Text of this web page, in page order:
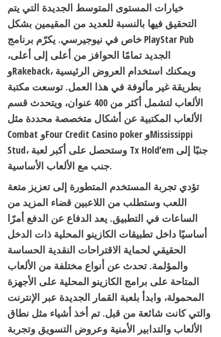
خيارات المستوى المتوسط ​​الجديدة التي يتم
التحقيق فيها بالنسبة للعديد من المقيمين بشكل
خاص في نيوجيرسي. يكرّم برنامج PlayStar Pub
الجديد تمامًا الحوافز من أعلى إلى أعلى،
وRakeback، ويمكنك استخدام العروض الرئيسية
بطريقة غير مألوفة في هذا العمل. توسعت مكتبة
الألعاب لتشمل أكثر من 400 عنوان، ويتحدث قسم
الألعاب المكتبية عن أشكال متخصصة محددة مثل
Combat وFour Credit Casino poker وMississippi
Stud، وستحصل على أكبر لعبة Tx Hold’em جنبًا إلى
جنب مع الألعاب الأساسية.
تؤدي تجربة المستخدم المتطورة إلى تعزيز متعة
اللعب وستطلب من اللاعبين قضاء المزيد من
الساعات في التطبيق. يعد الدفاع عن الدفع أمرًا
أساسيًا داخل تطبيقات الكازينو المحلية ذات الدخل
الحقيقي لحماية الاقتراحات النقدية الحساسة
والمؤلمة. تحدث عن أنواع مختلفة من الألعاب
المتاحة على برامج الكازينو المحلية على الأجهزة
المحمولة، وابدأ بلعبة القمار الجديدة عبر الإنترنت
والتي كانت شائعة من قبل. تم أخذ أشياء مثل نطاق
الألعاب والتدابير الأمنية وعروض التسويق وتجربة